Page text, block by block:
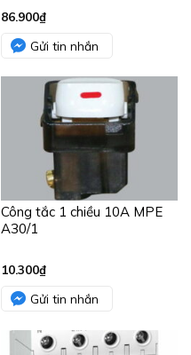
86.900₫
Gửi tin nhắn
Công tắc 1 chiều 10A MPE
A30/1
10.300₫
Gửi tin nhắn